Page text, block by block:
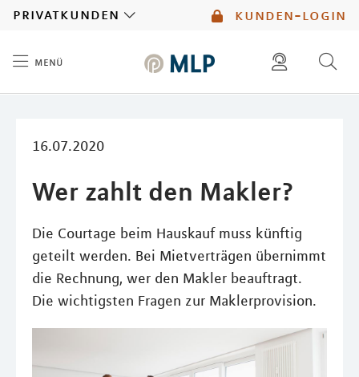
kunden-login
privatkunden
menü
16.07.2020
Wer zahlt den Makler?
Die Courtage beim Hauskauf muss künftig
geteilt werden. Bei Mietverträgen übernimmt
die Rechnung, wer den Makler beauftragt.
Die wichtigsten Fragen zur Maklerprovision.